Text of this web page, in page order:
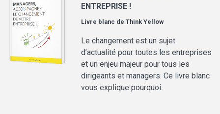
ENTREPRISE !
Livre blanc deThink Yellow
Le changement est un sujet
d’actualité pour toutes les entreprises
et un enjeu majeur pour tous les
dirigeants et managers. Ce livre blanc
vous explique pourquoi.